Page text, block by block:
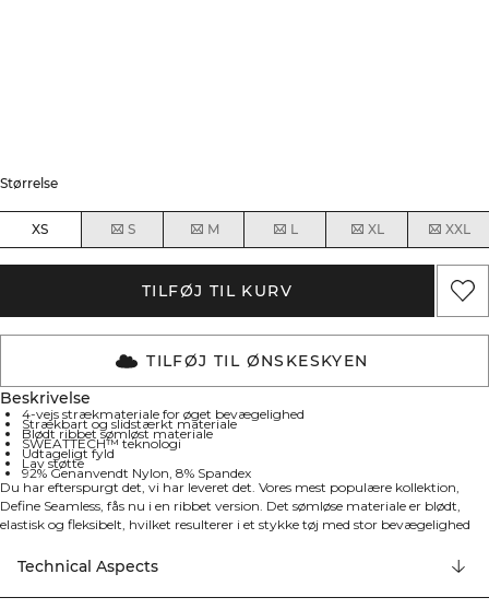
Størrelse
XS S M L XL XXL
TILFØJ TIL KURV
TILFØJ TIL ØNSKESKYEN
Beskrivelse
4-vejs strækmateriale for øget bevægelighed
Strækbart og slidstærkt materiale
Blødt ribbet sømløst materiale
SWEATTECH™ teknologi
Udtageligt fyld
Lav støtte
92% Genanvendt Nylon, 8% Spandex
Du har efterspurgt det, vi har leveret det. Vores mest populære kollektion,
Define Seamless, fås nu i en ribbet version. Det sømløse materiale er blødt,
elastisk og fleksibelt, hvilket resulterer i et stykke tøj med stor bevægelighed
Seamless til en uundværlig serie af træningstøj til mange forskellige typer
træning. 4-vejs strækmaterialet bruger den nyeste sømløse teknologi til at
øge bevægeligheden under din træning, mens SWEATTECH-teknologien
Technical Aspects